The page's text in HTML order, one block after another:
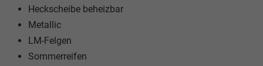
Heckscheibe beheizbar
Metallic
LM-Felgen
Sommerreifen